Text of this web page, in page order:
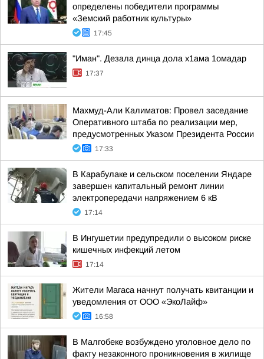
определены победители программы
«Земский работник культуры»
17:45
"Иман". Дезала динца дола х1ама 1омадар
17:37
Махмуд-Али Калиматов: Провел заседание
Оперативного штаба по реализации мер,
предусмотренных Указом Президента России
17:33
В Карабулаке и сельском поселении Яндаре
завершен капитальный ремонт линии
электропередачи напряжением 6 кВ
17:14
В Ингушетии предупредили о высоком риске
кишечных инфекций летом
17:14
Жители Магаса начнут получать квитанции и
уведомления от ООО «ЭкоЛайф»
16:58
В Малгобеке возбуждено уголовное дело по
факту незаконного проникновения в жилище